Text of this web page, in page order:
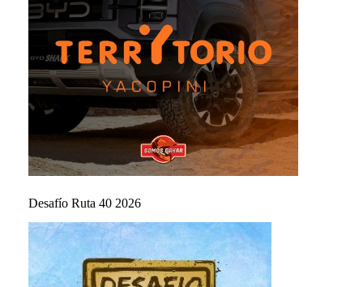
Desafío Ruta 40 2026